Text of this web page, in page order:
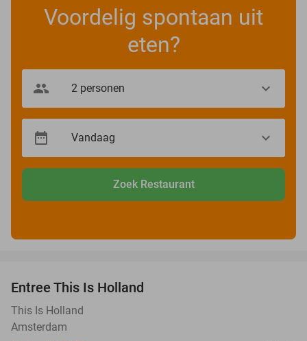
Voordelig spontaan uit
eten?
Zoek Restaurant
Entree This Is Holland
This Is Holland
Amsterdam